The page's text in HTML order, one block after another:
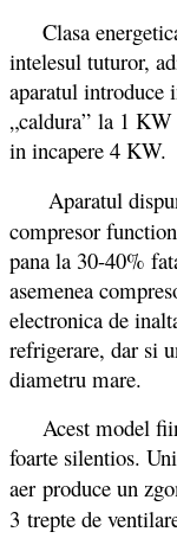
Clasa
intelesul tuturor,
aparatul introduce
„caldura” la 1
in incapere 4 KW.
Aparatul
compresor
pana la 30-40%
asemenea
electronica de
refrigerare, dar si
diametru mare.
Acest model
foarte silentios.
aer produce un
3 trepte de